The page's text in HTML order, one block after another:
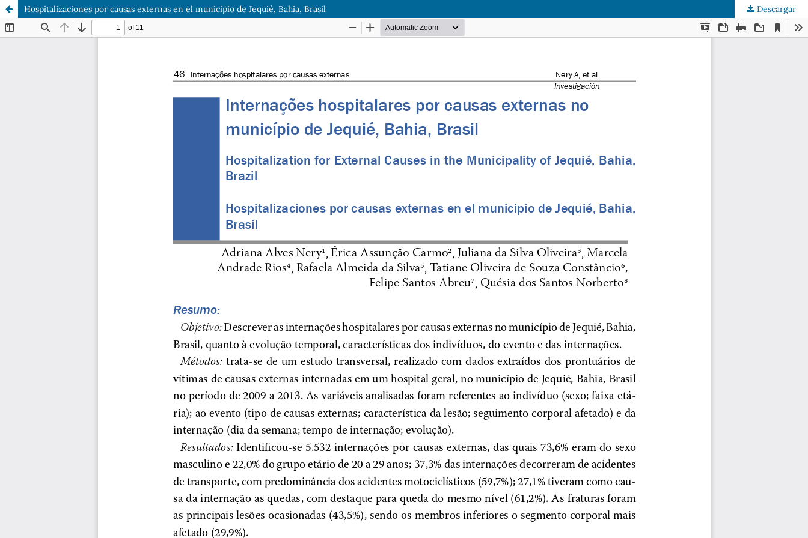
Hospitalizaciones por causas externas en el municipio de Jequié, Bahia, Brasil Descargar